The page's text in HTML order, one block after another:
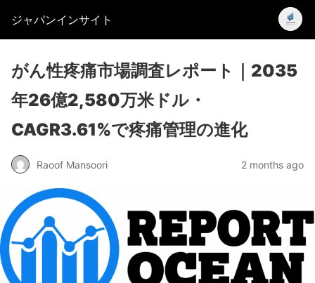
ジャパンインサイト
がん性疼痛市場調査レポート｜2035
年26億2,580万米ドル・
CAGR3.61%で疼痛管理の進化
Raoof Mansoori 2 months ago